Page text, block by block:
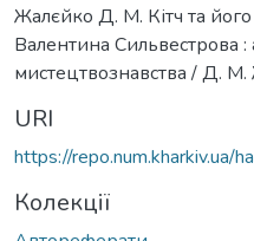
Жалєйко Д. М. Кітч та його
Валентина Сильвестрова
мистецтвознавства / Д.
URI
https://repo.num.kharkiv.ua/
Колекції